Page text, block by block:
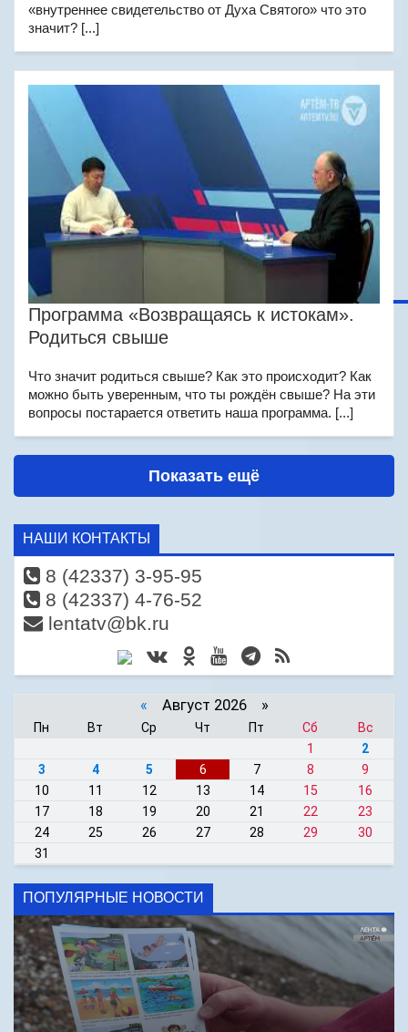
«внутреннее свидетельство от Духа Святого» что это
значит? [...]
Программа «Возвращаясь к истокам».
Родиться свыше
Что значит родиться свыше? Как это происходит? Как
можно быть уверенным, что ты рождён свыше? На эти
вопросы постарается ответить наша программа. [...]
Показать ещё
НАШИ КОНТАКТЫ
8 (42337) 3-95-95
8 (42337) 4-76-52
lentatv@bk.ru
« Август 2026 »
Пн Вт Ср Чт Пт Сб
Вс
1
2
3
4 5 6 7 8
9
10
11 12 13 14 15
16
17
18 19 20 21 22
23
24
25 26 27 28 29
30
31
ПОПУЛЯРНЫЕ НОВОСТИ